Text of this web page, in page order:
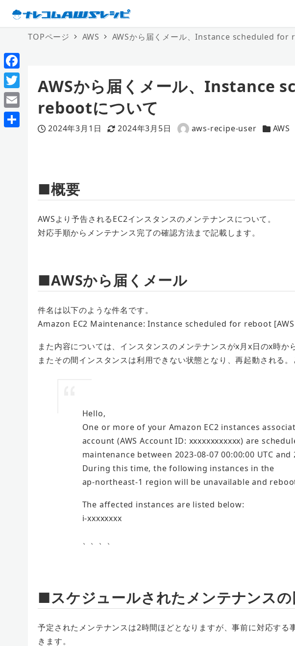
TOPページ AWS AWSから届くメール、Instance scheduled for
AWSから届くメール、Instance
rebootについて
投稿日
2024年3月1日
更新日
2024年3月5日
著
aws-recipe-user
カテゴ
AWS
■概要
AWSより予告されるEC2インスタンスのメンテナンスについて。
対応手順からメンテナンス完了の確認方法まで記載します。
■AWSから届くメール
件名は以下のような件名です。
Amazon EC2 Maintenance: Instance scheduled for reboot
また内容については、インスタンスのメンテナンスがx月x日のx時か
またその間インスタンスは利用できない状態となり、再起動される。
Hello,
One or more of your Amazon EC2 instances
account (AWS Account ID: xxxxxxxxxxxx) are
maintenance between 2023-08-07 00:00:00 UTC and
During this time, the following instances in the
ap-northeast-1 region will be unavailable and
The affected instances are listed below:
i-xxxxxxxx
、、、、
■スケジュールされたメンテナンスの
予定されたメンテナンスは2時間ほどとなりますが、事前に対応する
きます。
F
a
c
e
T
w
i
E